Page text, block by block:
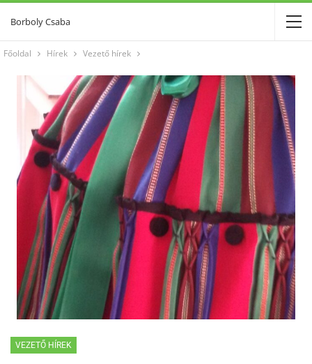
Borboly Csaba
Főoldal Hírek Vezető hírek
VEZETŐ HÍREK